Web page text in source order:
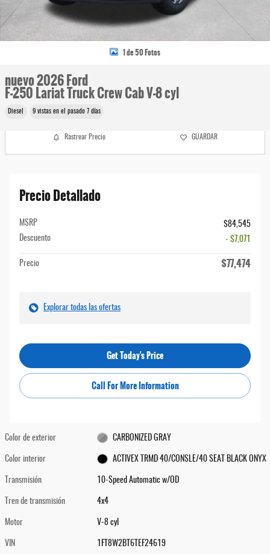
1 de 50 Fotos
nuevo 2026 Ford
F-250 Lariat Truck Crew Cab V-8 cyl
Diesel 9 vistas en el pasado 7 días
Rastrear Precio GUARDAR
Precio Detallado
MSRP
$84,545
Descuento
- $7,071
Precio $77,474
Explorar todas las ofertas
Get Today's Price
Call For More Information
Color de exterior CARBONIZED GRAY
Color interior ACTIVEX TRMD 40/CONSLE/40 SEAT BLACK ONYX
Transmisión 10-Speed Automatic w/OD
Tren de transmisión 4x4
Motor V-8 cyl
VIN 1FT8W2BT6TEF24619